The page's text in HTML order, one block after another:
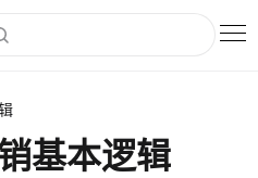
基本逻辑